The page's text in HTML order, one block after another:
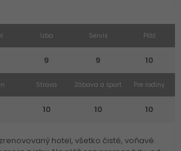
Izba
9
Servis
9
Pláž
10
Strava
10
Zábava a šport
10
Pre rodiny
10
hotel, všetko čisté, voňavé.